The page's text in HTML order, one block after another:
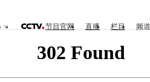
节目官网 直播 栏目 频
302 Found